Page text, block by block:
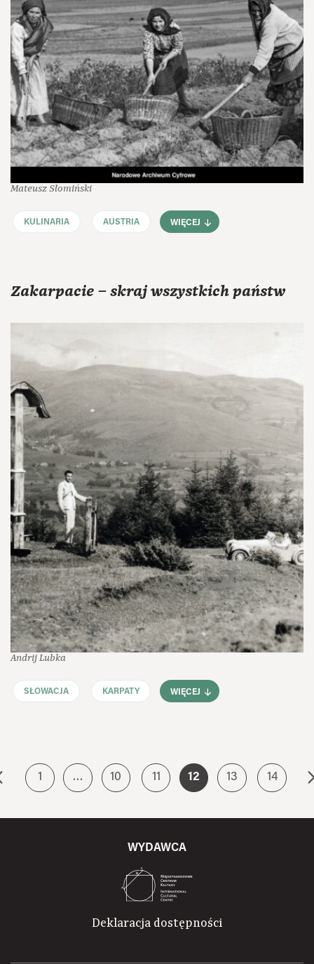
Mateusz Słomiński
KULINARIA AUSTRIA WIĘCEJ
Zakarpacie – skraj wszystkich państw
Andrij Lubka
SŁOWACJA KARPATY WIĘCEJ
1 … 10 11 12 13 14
WYDAWCA
Deklaracja dostępności